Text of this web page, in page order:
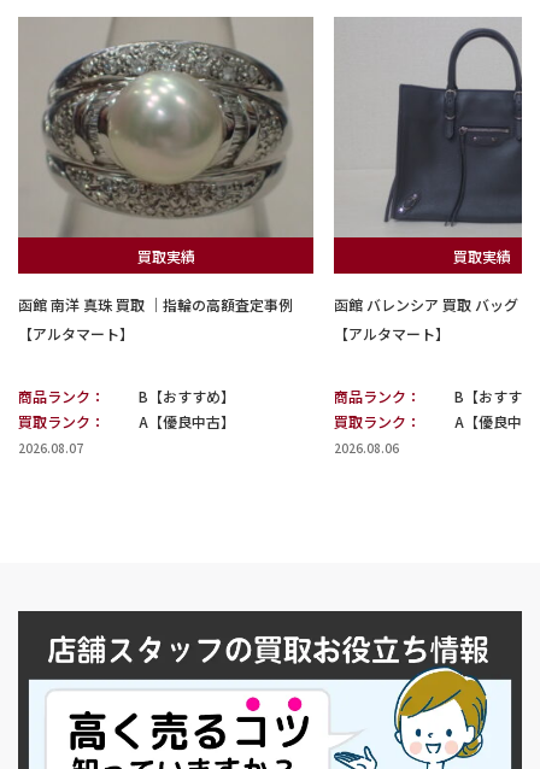
買取実績
函館 南洋 真珠 買取 ｜指輪の高額査定事例
【アルタマート】
商品ランク：
B【おすすめ】
買取ランク：
A【優良中古】
2026.08.07
買取実績
函館 バレンシア 買取 バッグ｜
【アルタマート】
商品ランク：
B【おすすめ
買取ランク：
A【優良中古
2026.08.06